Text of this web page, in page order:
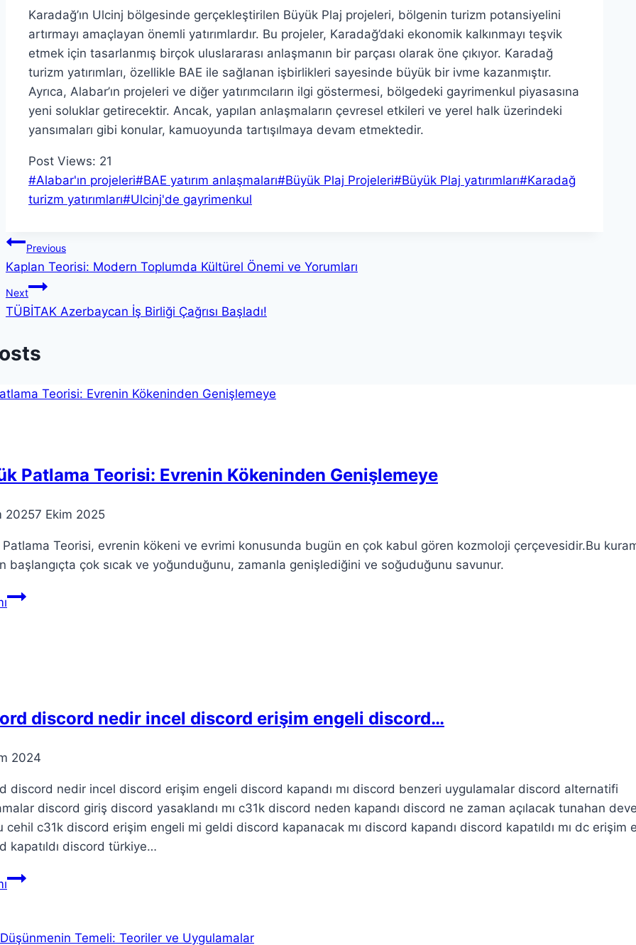
Karadağ’ın Ulcinj bölgesinde gerçekleştirilen Büyük Plaj projeleri, bölgenin turizm potansiyelini
artırmayı amaçlayan önemli yatırımlardır. Bu projeler, Karadağ’daki ekonomik kalkınmayı teşvik
etmek için tasarlanmış birçok uluslararası anlaşmanın bir parçası olarak öne çıkıyor. Karadağ
turizm yatırımları, özellikle BAE ile sağlanan işbirlikleri sayesinde büyük bir ivme kazanmıştır.
Ayrıca, Alabar’ın projeleri ve diğer yatırımcıların ilgi göstermesi, bölgedeki gayrimenkul piyasasına
yeni soluklar getirecektir. Ancak, yapılan anlaşmaların çevresel etkileri ve yerel halk üzerindeki
yansımaları gibi konular, kamuoyunda tartışılmaya devam etmektedir.
Post Views: 21
Post
Tags:
#Alabar'ın projeleri#BAE yatırım anlaşmaları#Büyük Plaj Projeleri#Büyük Plaj yatırımları#Karadağ
turizm yatırımları#Ulcinj'de gayrimenkul
Yazı
gezinmesi
Previous
Kaplan Teorisi: Modern Toplumda Kültürel Önemi ve Yorumları
Next
TÜBİTAK Azerbaycan İş Birliği Çağrısı Başladı!
Patlama Teorisi: Evrenin Kökeninden Genişlemeye
20257 Ekim 2025
Patlama Teorisi, evrenin kökeni ve evrimi konusunda bugün en çok kabul gören kozmoloji çerçevesidir.Bu
başlangıçta çok sıcak ve yoğunduğunu, zamanla genişlediğini ve soğuduğunu savunur.
Büyük
discord nedir incel discord erişim engeli discord…
2024
discord nedir incel discord erişim engeli discord kapandı mı discord benzeri uygulamalar discord alternatifi
discord giriş discord yasaklandı mı c31k discord neden kapandı discord ne zaman açılacak tunahan
cehil c31k discord erişim engeli mi geldi discord kapanacak mı discord kapandı discord kapatıldı mı dc erişim
kapatıldı discord türkiye…
discord
incel